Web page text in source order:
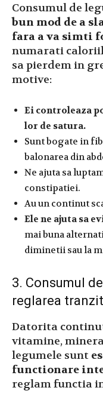
Consumul de
bun mod de a
fara a va simti
numarati
sa pierdem in
motive:
Ei controleaza
lor de satura.
Sunt bogate in
balonarea din
Ne ajuta sa
constipatiei.
Au un continut
Ele ne ajuta sa
mai buna
diminetii sau la
3. Consumul
reglarea
Datorita
vitamine,
legumele sunt
functionare
reglam functia